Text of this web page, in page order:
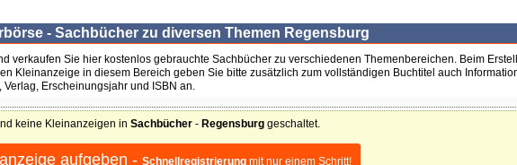
- Sachbücher zu diversen Themen Regensburg
verkaufen Sie hier kostenlos gebrauchte Sachbücher zu verschiedenen Themenbereichen. Beim
Kleinanzeige in diesem Bereich geben Sie bitte zusätzlich zum vollständigen Buchtitel auch
Verlag, Erscheinungsjahr und ISBN an.
keine Kleinanzeigen in Sachbücher - Regensburg geschaltet.
aufgeben - Schnellregistrierung mit nur einem Schritt!